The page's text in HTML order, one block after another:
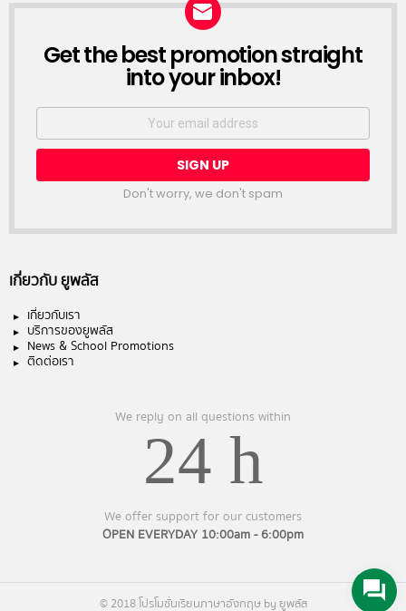
NEWSLETTER
Get the best promotion straight
into your inbox!
Email
Don't worry, we don't spam
เกี่ยวกับ ยูพลัส
เกี่ยวกับเรา
บริการของยูพลัส
News & School Promotions
ติดต่อเรา
We reply on all questions within
24 h
We offer support for our customers
OPEN EVERYDAY 10:00am - 6:00pm
© 2018 โปรโมชั่นเรียนภาษาอังกฤษ by ยูพลัส